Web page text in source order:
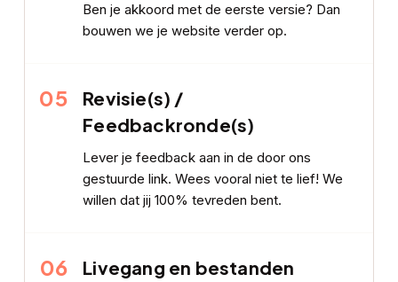
Ben je akkoord met de eerste versie? Dan
bouwen we je website verder op.
05
Revisie(s) /
Feedbackronde(s)
Lever je feedback aan in de door ons
gestuurde link. Wees vooral niet te lief! We
willen dat jij 100% tevreden bent.
06
Livegang en bestanden